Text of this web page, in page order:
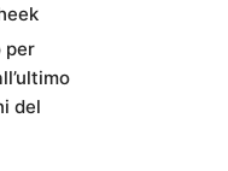
per
del